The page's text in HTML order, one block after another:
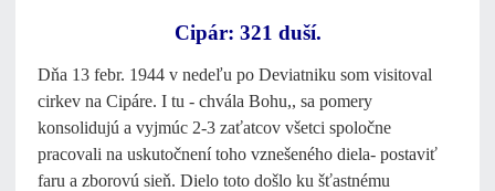
Cipár: 321 duší.
Dňa 13 febr. 1944 v nedeľu po Deviatniku som visitoval
cirkev na Cipáre. I tu - chvála Bohu,, sa pomery
konsolidujú a vyjmúc 2-3 zaťatcov všetci spoločne
pracovali na uskutočnení toho vznešeného diela- postaviť
faru a zborovú sieň. Dielo toto došlo ku šťastnému